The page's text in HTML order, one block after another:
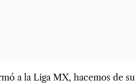
a la Liga MX, hacemos de su